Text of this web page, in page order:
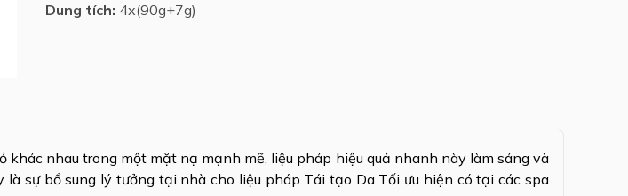
Dung tích: 4x(90g+7g)
nhau trong một mặt nạ mạnh mẽ, liệu pháp hiệu quả nhanh này làm sáng và
sự bổ sung lý tưởng tại nhà cho liệu pháp Tái tạo Da Tối ưu hiện có tại các spa